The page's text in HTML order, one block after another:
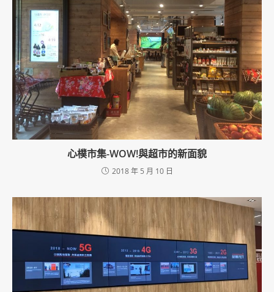
a
d
i
n
g
心樸市集-WOW!與超市的新面貌
2018 年 5 月 10 日